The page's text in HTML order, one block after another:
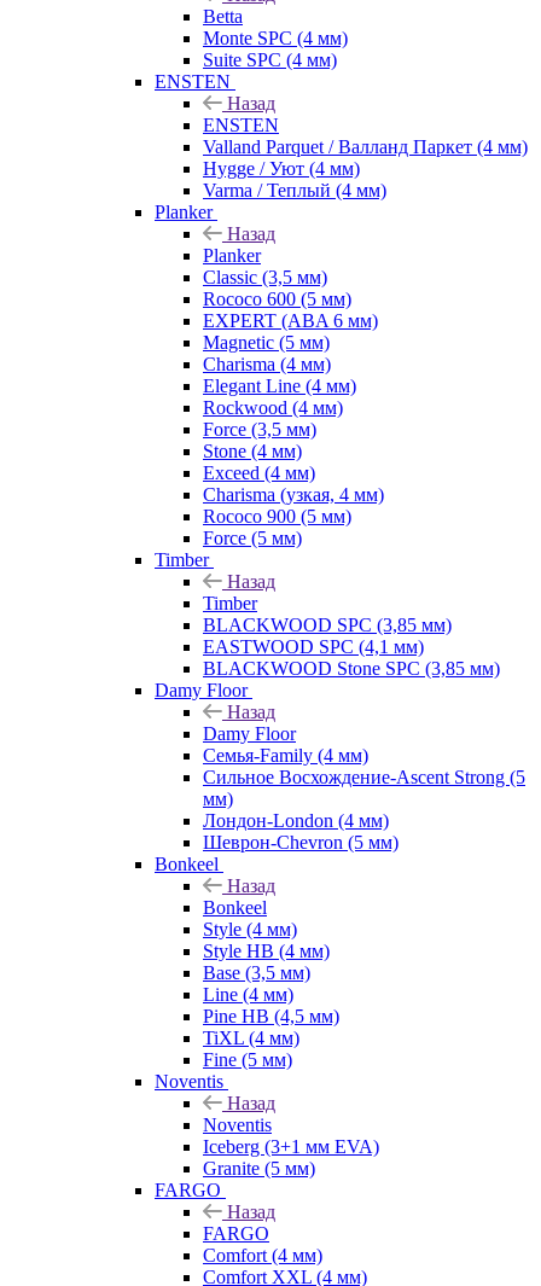
Betta
Monte SPC (4 мм)
Suite SPC (4 мм)
ENSTEN
Назад
ENSTEN
Valland Parquet / Валланд Паркет (4 мм)
Hygge / Уют (4 мм)
Varma / Теплый (4 мм)
Planker
Назад
Planker
Classic (3,5 мм)
Rococo 600 (5 мм)
EXPERT (ABA 6 мм)
Magnetic (5 мм)
Charisma (4 мм)
Elegant Line (4 мм)
Rockwood (4 мм)
Force (3,5 мм)
Stone (4 мм)
Exceed (4 мм)
Charisma (узкая, 4 мм)
Rococo 900 (5 мм)
Force (5 мм)
Timber
Назад
Timber
BLACKWOOD SPC (3,85 мм)
EASTWOOD SPC (4,1 мм)
BLACKWOOD Stone SPC (3,85 мм)
Damy Floor
Назад
Damy Floor
Семья-Family (4 мм)
Сильное Восхождение-Ascent Strong (5
мм)
Лондон-London (4 мм)
Шеврон-Chevron (5 мм)
Bonkeel
Назад
Bonkeel
Style (4 мм)
Style HB (4 мм)
Base (3,5 мм)
Line (4 мм)
Pine HB (4,5 мм)
TiXL (4 мм)
Fine (5 мм)
Noventis
Назад
Noventis
Iceberg (3+1 мм EVA)
Granite (5 мм)
FARGO
Назад
FARGO
Comfort (4 мм)
Comfort XXL (4 мм)